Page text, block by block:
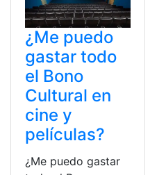
¿Me puedo
gastar todo
el Bono
Cultural en
cine y
películas?
¿Me puedo gastar